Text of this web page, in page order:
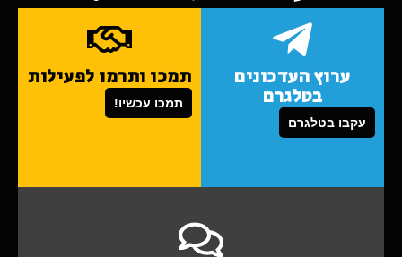
ערוץ העדכונים
בטלגרם
עקבו בטלגרם
תמכו ותרמו לפעילות
תמכו עכשיו!